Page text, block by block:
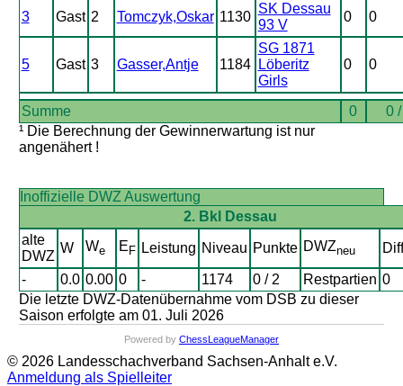
3 Gast 2 Tomczyk,Oskar 1130
SK Dessau
93 V
0 0
5 Gast 3 Gasser,Antje 1184
SG 1871
Löberitz
Girls
0 0
Summe 0
0
¹ Die Berechnung der Gewinnerwartung ist nur
angenähert !
Inoffizielle DWZ Auswertung
2. Bkl Dessau
alte
DWZ
W We E F Leistung Niveau Punkte DWZneu
- 0.0 0.00 0 - 1174 0 / 2 Restpartien 0
Die letzte DWZ-Datenübernahme vom DSB zu dieser
Saison erfolgte am 01. Juli 2026
Powered by ChessLeagueManager
© 2026 Landesschachverband Sachsen-Anhalt e.V.
Anmeldung als Spielleiter